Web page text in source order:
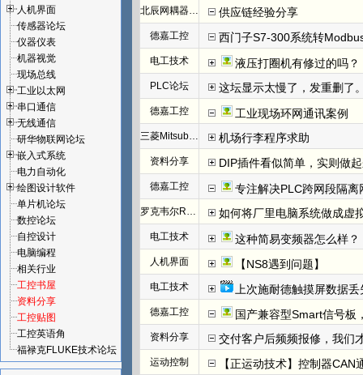
人机界面
传感器论坛
仪器仪表
机器视觉
现场总线
工业以太网
串口通信
无线通信
研华物联网论坛
嵌入式系统
电力自动化
绘图设计软件
单片机论坛
数控论坛
自控设计
电脑编程
相关行业
工控书屋
资料分享
工控贴图
工控英语角
福禄克FLUKE技术论坛
北辰网耦器与分布式 I/O 一体机体 供应链经验分享
德嘉工控 西门子S7-300系统转
电工技术 液压打圈机有修过的吗？
PLC论坛 这坛显示太慢了，发重删了
德嘉工控 工业现场环网通讯案例
三菱Mitsubishi 机场行李程序求助
资料分享 DIP插件看似简单，实则做
德嘉工控 专注解决PLC跨网段隔离
罗克韦尔Rockwell(AB) 如何将厂里电脑系统做成虚
电工技术 这种简易变频器怎么样？
人机界面 【NS8遇到问题】
电工技术 上次施耐德触摸屏数据丢
德嘉工控 国产兼容型Smart信号板，通
资料分享 交付客户后频频报修，我们才
运动控制 【正运动技术】控制器